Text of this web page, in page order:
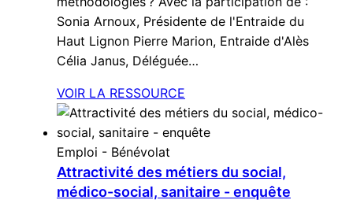
Sonia Arnoux, Présidente de l'Entraide du
Haut Lignon Pierre Marion, Entraide d'Alès
Célia Janus, Déléguée…
VOIR LA RESSOURCE
Emploi - Bénévolat
Attractivité des métiers du social,
médico-social, sanitaire - enquête